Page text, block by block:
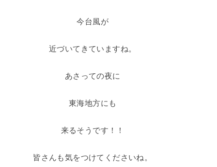
今台風が
近づいてきていますね。
あさっての夜に
東海地方にも
来るそうです！！
皆さんも気をつけてくださいね。